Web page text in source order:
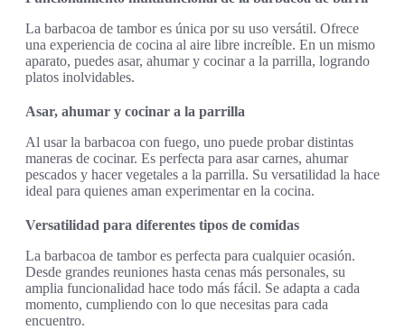
La barbacoa de tambor es única por su uso versátil. Ofrece
una experiencia de cocina al aire libre increíble. En un mismo
aparato, puedes asar, ahumar y cocinar a la parrilla, logrando
platos inolvidables.
Asar, ahumar y cocinar a la parrilla
Al usar la barbacoa con fuego, uno puede probar distintas
maneras de cocinar. Es perfecta para asar carnes, ahumar
pescados y hacer vegetales a la parrilla. Su versatilidad la hace
ideal para quienes aman experimentar en la cocina.
Versatilidad para diferentes tipos de comidas
La barbacoa de tambor es perfecta para cualquier ocasión.
Desde grandes reuniones hasta cenas más personales, su
amplia funcionalidad hace todo más fácil. Se adapta a cada
momento, cumpliendo con lo que necesitas para cada
encuentro.